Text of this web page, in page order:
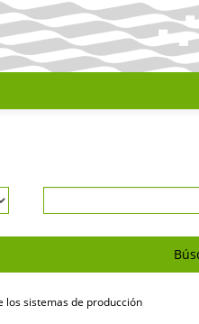
los sistemas de producción